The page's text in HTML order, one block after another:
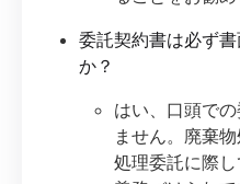
委託契約書は必ず
か？
はい、口頭で
ません。廃棄
処理委託に際